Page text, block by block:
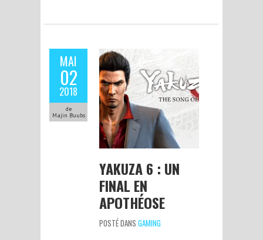
MAI
02
2018
de
Majin Buubs
YAKUZA 6 : UN
FINAL EN
APOTHÉOSE
POSTÉ DANS GAMING